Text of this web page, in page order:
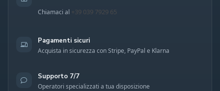
Chiamaci al +39 039 7929 65
Pagamenti sicuri
Acquista in sicurezza con Stripe, PayPal e Klarna
Supporto 7/7
Operatori specializzati a tua disposizione